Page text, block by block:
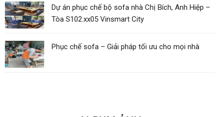
Dự án phục chế bộ sofa nhà Chị Bích, Anh Hiệp –
Tòa S102.xx05 Vinsmart City
Phục chế sofa – Giải pháp tối ưu cho mọi nhà